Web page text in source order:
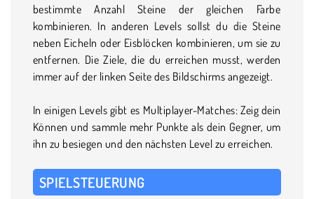
bestimmte Anzahl Steine der gleichen Farbe
kombinieren. In anderen Levels sollst du die Steine
neben Eicheln oder Eisblöcken kombinieren, um sie zu
entfernen. Die Ziele, die du erreichen musst, werden
immer auf der linken Seite des Bildschirms angezeigt.
In einigen Levels gibt es Multiplayer-Matches: Zeig dein
Können und sammle mehr Punkte als dein Gegner, um
ihn zu besiegen und den nächsten Level zu erreichen.
SPIELSTEUERUNG